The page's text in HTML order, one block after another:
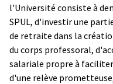
l'Université consiste à
SPUL, d'investir une
de retraite dans la
du corps professoral,
salariale propre à
d'une relève